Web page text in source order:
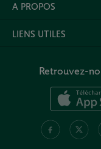
A PROPOS
LIENS UTILES
Retrouvez-